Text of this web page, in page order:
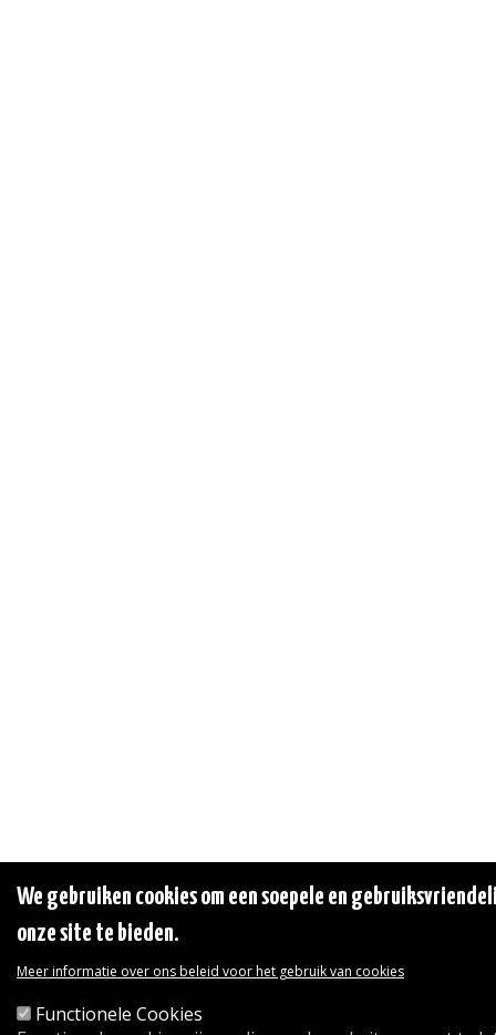
We gebruiken cookies om een soepele en
onze site te bieden.
Meer informatie over ons beleid voor het gebruik van cookies
Functionele Cookies